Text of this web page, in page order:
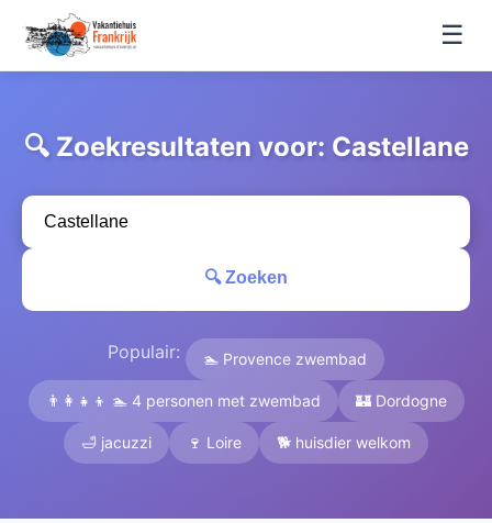
☰
🔍 Zoekresultaten voor: Castellane
🔍 Zoeken
Populair: 🏊 Provence zwembad
👨‍👩‍👧‍👦 🏊 4 personen met zwembad 🏰 Dordogne
🛁 jacuzzi 🍷 Loire 🐕 huisdier welkom